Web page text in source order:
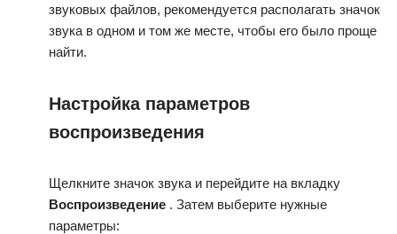
звуковых файлов, рекомендуется располагать значок
звука в одном и том же месте, чтобы его было проще
найти.
Настройка параметров
воспроизведения
Щелкните значок звука и перейдите на вкладку
Воспроизведение . Затем выберите нужные
параметры: